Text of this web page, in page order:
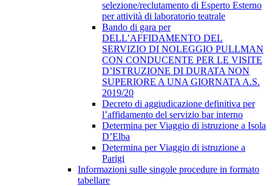
selezione/reclutamento di Esperto Esterno
per attività di laboratorio teatrale
Bando di gara per
DELL’AFFIDAMENTO DEL
SERVIZIO DI NOLEGGIO PULLMAN
CON CONDUCENTE PER LE VISITE
D’ISTRUZIONE DI DURATA NON
SUPERIORE A UNA GIORNATA A.S.
2019/20
Decreto di aggiudicazione definitiva per
l’affidamento del servizio bar interno
Determina per Viaggio di istruzione a Isola
D’Elba
Determina per Viaggio di istruzione a
Parigi
Informazioni sulle singole procedure in formato
tabellare